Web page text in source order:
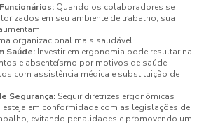
Quando os colaboradores se
em seu ambiente de trabalho, sua
organizacional mais saudável.
Saúde: Investir em ergonomia pode resultar na
e absenteísmo por motivos de saúde,
com assistência médica e substituição de
Segurança: Seguir diretrizes ergonômicas
esteja em conformidade com as legislações de
evitando penalidades e promovendo um